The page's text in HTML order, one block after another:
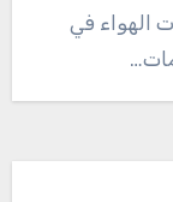
الهواء في